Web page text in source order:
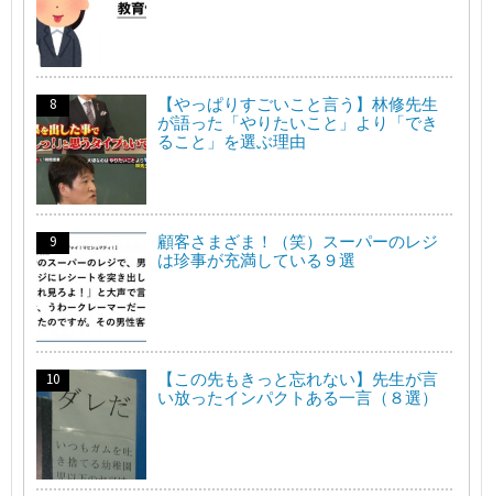
【やっぱりすごいこと言う】林修先生
が語った「やりたいこと」より「でき
ること」を選ぶ理由
顧客さまざま！（笑）スーパーのレジ
は珍事が充満している９選
【この先もきっと忘れない】先生が言
い放ったインパクトある一言（８選）